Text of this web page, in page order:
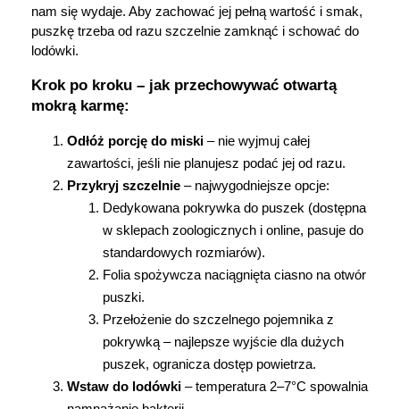
nam się wydaje. Aby zachować jej pełną wartość i smak,
puszkę trzeba od razu szczelnie zamknąć i schować do
lodówki.
Krok po kroku – jak przechowywać otwartą
mokrą karmę:
Odłóż porcję do miski – nie wyjmuj całej
zawartości, jeśli nie planujesz podać jej od razu.
Przykryj szczelnie – najwygodniejsze opcje:
Dedykowana pokrywka do puszek (dostępna
w sklepach zoologicznych i online, pasuje do
standardowych rozmiarów).
Folia spożywcza naciągnięta ciasno na otwór
puszki.
Przełożenie do szczelnego pojemnika z
pokrywką – najlepsze wyjście dla dużych
puszek, ogranicza dostęp powietrza.
Wstaw do lodówki – temperatura 2–7°C spowalnia